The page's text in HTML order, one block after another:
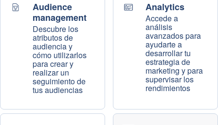
Audience
management
Descubre los
atributos de
audiencia y
cómo utilizarlos
para crear y
realizar un
seguimiento de
tus audiencias
Analytics
Accede a
análisis
avanzados para
ayudarte a
desarrollar tu
estrategia de
marketing y para
supervisar los
rendimientos